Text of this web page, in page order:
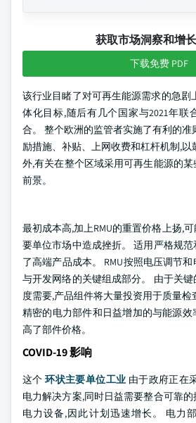
获取市场洞察和增
下载免费 PDF
该行业目睹了对可再生能源需求的急剧
体化目标,随后有几个国家与2021年联
合。 整个欧洲的监管者实施了有利的准
励措施、补贴、上网收费和杠杆机制,
外,有关在整个区域采用可再生能源的
前景。
最初成本高,加上RMU的重置价格上扬,
要单位市场中造成挫折。 适用严格规
了高端产品成本。 RMU按照电压调节
与开发网络的关键组成部分。 由于关
度需要,产品组件将大量投资用于质量检
精密的电力部件和日益增加的与能源
高了部件价格。
COVID-19 影响
这个环状主要单位工业 由于政府正在
电力解决方案,同时日益需要整合可靠
电力设备,因此计划迅速增长。 电力